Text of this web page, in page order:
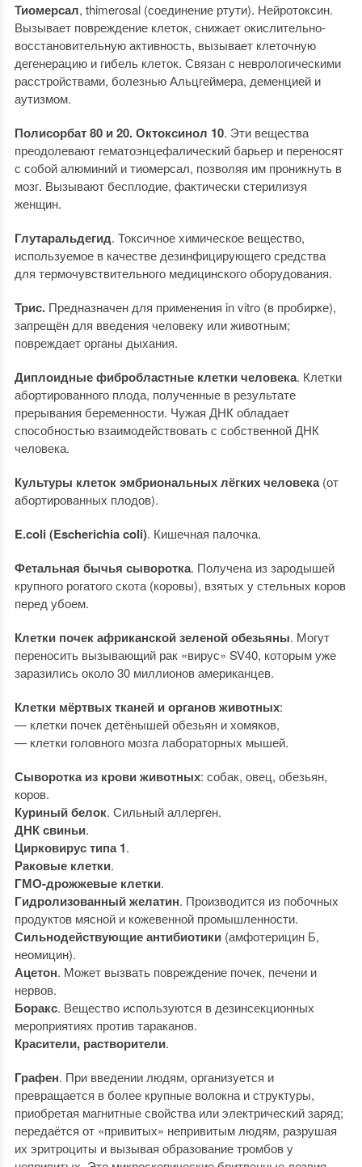
Тиомерсал, thimerosal (соединение ртути). Нейротоксин.
Вызывает повреждение клеток, снижает окислительно-
восстановительную активность, вызывает клеточную
дегенерацию и гибель клеток. Связан с неврологическими
расстройствами, болезнью Альцгеймера, деменцией и
аутизмом.
Полисорбат 80 и 20. Октоксинол 10. Эти вещества
преодолевают гематоэнцефалический барьер и переносят
с собой алюминий и тиомерсал, позволяя им проникнуть в
мозг. Вызывают бесплодие, фактически стерилизуя
женщин.
Глутаральдегид. Токсичное химическое вещество,
используемое в качестве дезинфицирующего средства
для термочувствительного медицинского оборудования.
Трис.Предназначен для применения in vitro (в пробирке),
запрещён для введения человеку или животным;
повреждает органы дыхания.
Диплоидные фибробластные клетки человека. Клетки
абортированного плода, полученные в результате
прерывания беременности. Чужая ДНК обладает
способностью взаимодействовать с собственной ДНК
человека.
Культуры клеток эмбриональных лёгких человека(от
абортированных плодов).
E.coli (Escherichia coli). Кишечная палочка.
Фетальная бычья сыворотка. Получена из зародышей
крупного рогатого скота (коровы), взятых у стельных коров
перед убоем.
Клетки почек африканской зеленой обезьяны. Могут
переносить вызывающий рак «вирус» SV40, которым уже
заразились около 30 миллионов американцев.
Клетки мёртвых тканей и органов животных:
— клетки почек детёнышей обезьян и хомяков,
— клетки головного мозга лабораторных мышей.
Сыворотка из крови животных: собак, овец, обезьян,
коров.
Куриный белок. Сильный аллерген.
ДНК свиньи.
Цирковирус типа 1.
Раковые клетки.
ГМО-дрожжевые клетки.
Гидролизованный желатин. Производится из побочных
продуктов мясной и кожевенной промышленности.
Сильнодействующие антибиотики(амфотерицин Б,
неомицин).
Ацетон. Может вызвать повреждение почек, печени и
нервов.
Боракс. Вещество используются в дезинсекционных
мероприятиях против тараканов.
Красители, растворители.
Графен. При введении людям, организуется и
превращается в более крупные волокна и структуры,
приобретая магнитные свойства или электрический заряд;
передаётся от «привитых» непривитым людям, разрушая
их эритроциты и вызывая образование тромбов у